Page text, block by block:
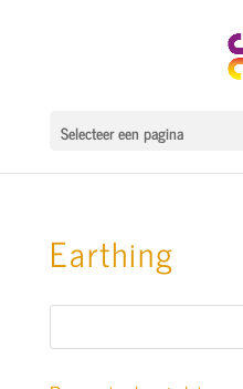
Selecteer een pagina
Earthing